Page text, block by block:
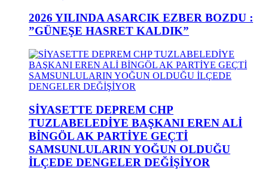
2026 YILINDA ASARCIK EZBER BOZDU :
”GÜNEŞE HASRET KALDIK”
SİYASETTE DEPREM CHP
TUZLABELEDİYE BAŞKANI EREN ALİ
BİNGÖL AK PARTİYE GEÇTİ
SAMSUNLULARIN YOĞUN OLDUĞU
İLÇEDE DENGELER DEĞİŞİYOR